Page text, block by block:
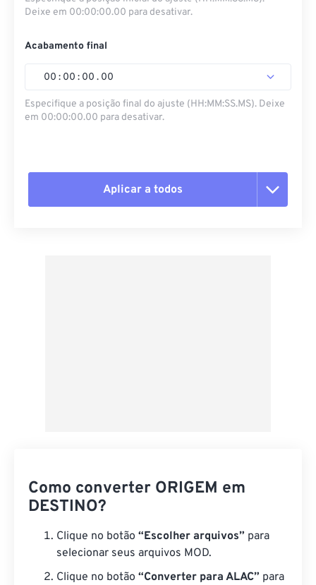
Deixe em 00:00:00.00 para desativar.
Acabamento final
00 : 00 : 00 . 00
Especifique a posição final do ajuste (HH:MM:SS.MS). Deixe
em 00:00:00.00 para desativar.
Aplicar a todos
Como converter ORIGEM em
DESTINO?
Clique no botão “Escolher arquivos” para
selecionar seus arquivos MOD.
Clique no botão “Converter para ALAC” para